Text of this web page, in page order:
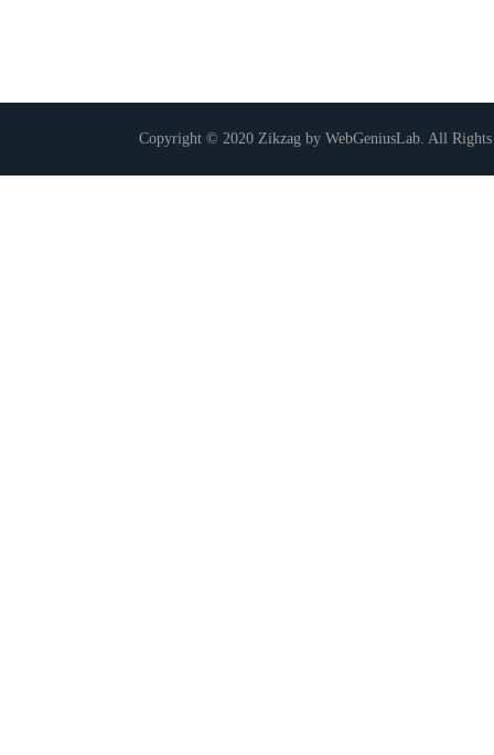
Copyright © 2020 Zikzag by WebGeniusLab. All Rights